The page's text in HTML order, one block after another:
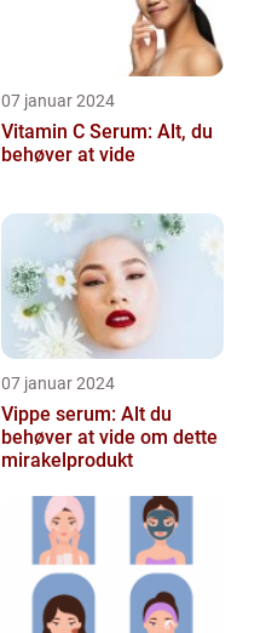
07 januar 2024
Vitamin C Serum: Alt, du
behøver at vide
07 januar 2024
Vippe serum: Alt du
behøver at vide om dette
mirakelprodukt